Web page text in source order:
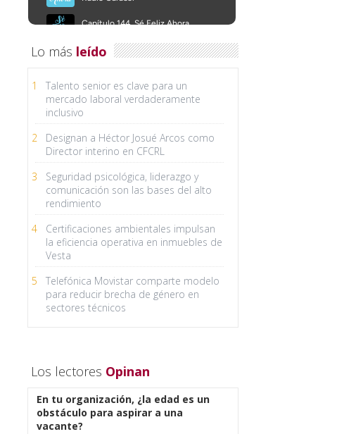
Lo más leído
1
Talento senior es clave para un
mercado laboral verdaderamente
inclusivo
2
Designan a Héctor Josué Arcos como
Director interino en CFCRL
3
Seguridad psicológica, liderazgo y
comunicación son las bases del alto
rendimiento
4
Certificaciones ambientales impulsan
la eficiencia operativa en inmuebles de
Vesta
5
Telefónica Movistar comparte modelo
para reducir brecha de género en
sectores técnicos
Los lectores Opinan
En tu organización, ¿la edad es un
obstáculo para aspirar a una
vacante?